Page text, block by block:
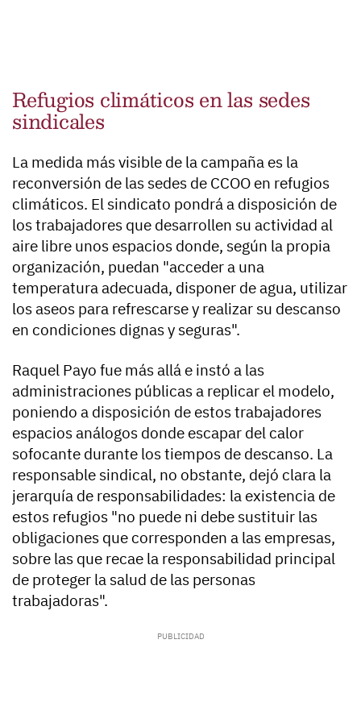
Refugios climáticos en las sedes
sindicales
La medida más visible de la campaña es la
reconversión de las sedes de CCOO en refugios
climáticos. El sindicato pondrá a disposición de
los trabajadores que desarrollen su actividad al
aire libre unos espacios donde, según la propia
organización, puedan "acceder a una
temperatura adecuada, disponer de agua, utilizar
los aseos para refrescarse y realizar su descanso
en condiciones dignas y seguras".
Raquel Payo fue más allá e instó a las
administraciones públicas a replicar el modelo,
poniendo a disposición de estos trabajadores
espacios análogos donde escapar del calor
sofocante durante los tiempos de descanso. La
responsable sindical, no obstante, dejó clara la
jerarquía de responsabilidades: la existencia de
estos refugios "no puede ni debe sustituir las
obligaciones que corresponden a las empresas,
sobre las que recae la responsabilidad principal
de proteger la salud de las personas
trabajadoras".